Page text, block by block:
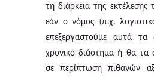
τη διάρκεια της εκτέλεσης
εάν ο νόμος (π.χ.
επεξεργαστούμε αυτά τα
χρονικό διάστημα ή θα τα
σε περίπτωση πιθανών